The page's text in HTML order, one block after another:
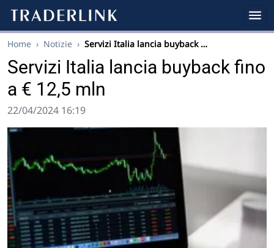
Home › Notizie › Servizi Italia lancia buyback …
Servizi Italia lancia buyback fino
a € 12,5 mln
22/04/2024 16:19